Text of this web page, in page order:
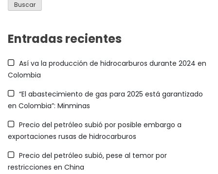
Buscar
Entradas recientes
Así va la producción de hidrocarburos durante 2024 en
Colombia
“El abastecimiento de gas para 2025 está garantizado
en Colombia”: Minminas
Precio del petróleo subió por posible embargo a
exportaciones rusas de hidrocarburos
Precio del petróleo subió, pese al temor por
restricciones en China